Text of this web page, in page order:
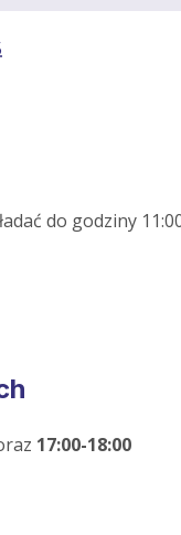
do godziny
17:00-18:00